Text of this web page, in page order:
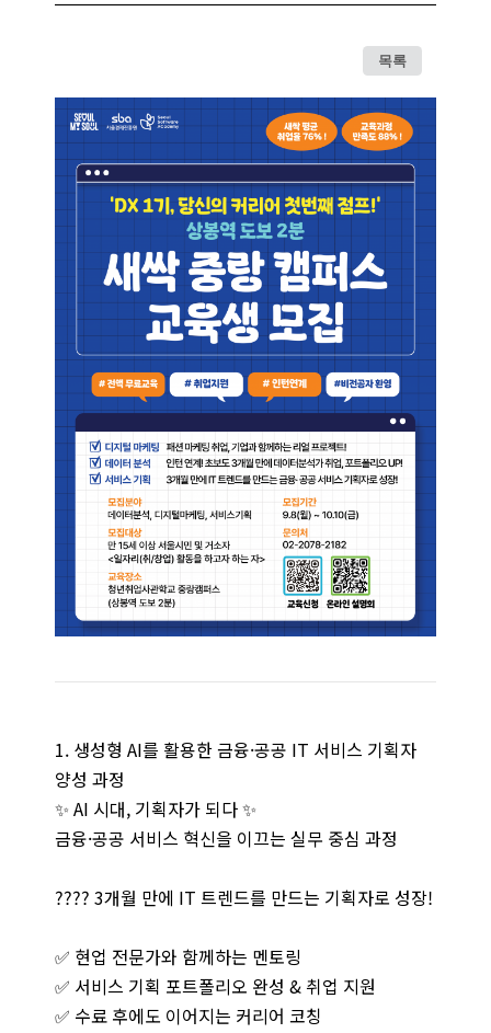
목록
1. 생성형 AI를 활용한 금융·공공 IT 서비스 기획자
양성 과정
✨ AI 시대, 기획자가 되다 ✨
금융·공공 서비스 혁신을 이끄는 실무 중심 과정
???? 3개월 만에 IT 트렌드를 만드는 기획자로 성장!
✅ 현업 전문가와 함께하는 멘토링
✅ 서비스 기획 포트폴리오 완성 & 취업 지원
✅ 수료 후에도 이어지는 커리어 코칭